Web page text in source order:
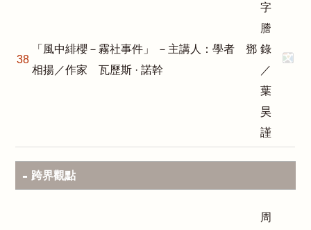
38
「風中緋櫻－霧社事件」 －主講人：學者 鄧
相揚／作家 瓦歷斯 · 諾幹
字
謄
錄
／
葉
昊
謹
跨界觀點
周